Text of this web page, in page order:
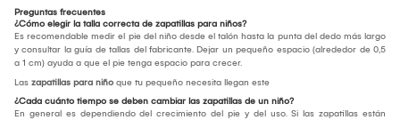
Preguntas frecuentes
¿Cómo elegir la talla correcta de zapatillas para niños?
Es recomendable medir el pie del niño desde el talón hasta la punta del dedo más largo
y consultar la guía de tallas del fabricante. Dejar un pequeño espacio (alrededor de 0,5
a 1 cm) ayuda a que el pie tenga espacio para crecer.
Las zapatillas para niño que tu pequeño necesita llegan este
¿Cada cuánto tiempo se deben cambiar las zapatillas de un niño?
En general es dependiendo del crecimiento del pie y del uso. Si las zapatillas están